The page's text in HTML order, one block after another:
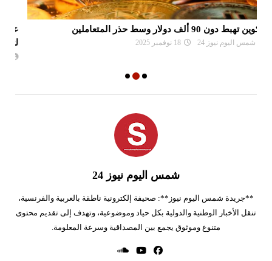
عملة ترامب المشفرة تقفز بأكثر من 18000% في أول يوم
لتداولها
شمس اليوم نيوز 24
**جريدة شمس اليوم نيوز**: صحيفة إلكترونية ناطقة بالعربية والفرنسية،
تنقل الأخبار الوطنية والدولية بكل حياد وموضوعية، وتهدف إلى تقديم محتوى
متنوع وموثوق يجمع بين المصداقية وسرعة المعلومة.